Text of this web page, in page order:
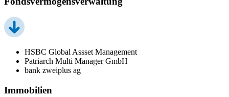
HSBC Global Assset Management
Patriarch Multi Manager GmbH
bank zweiplus ag
Immobilien